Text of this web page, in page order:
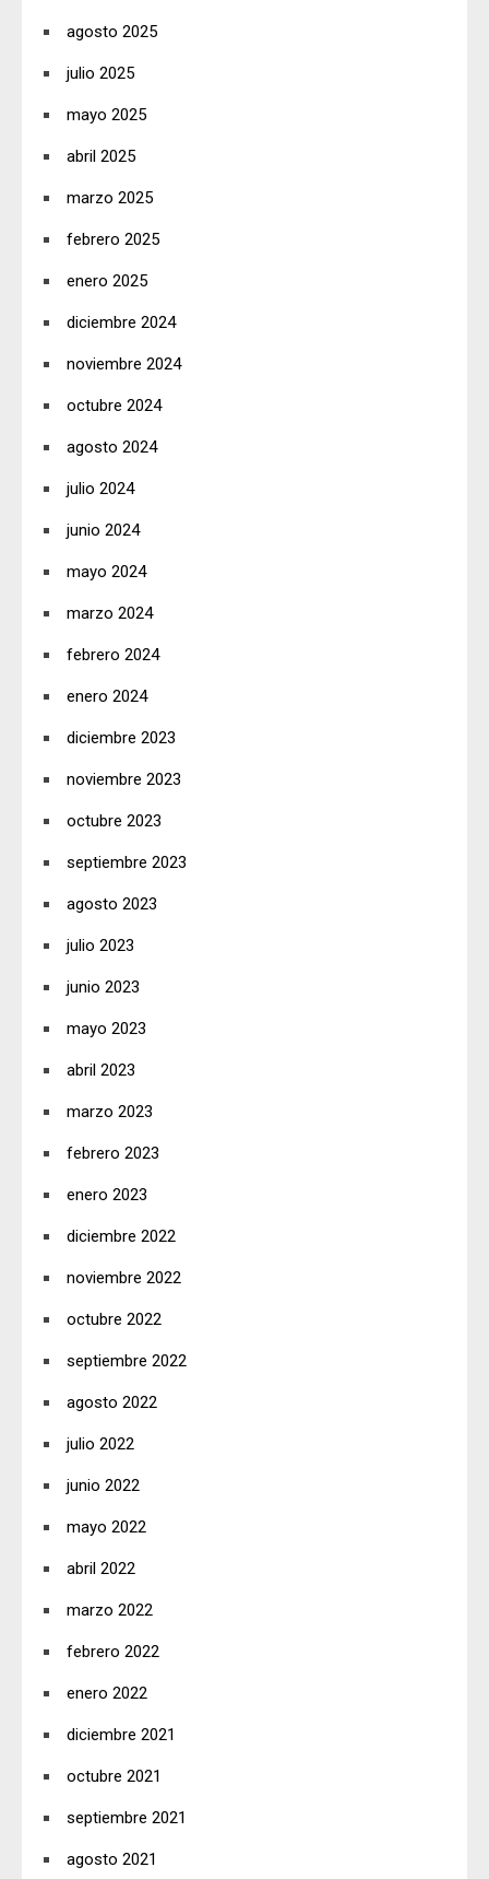
agosto 2025
julio 2025
mayo 2025
abril 2025
marzo 2025
febrero 2025
enero 2025
diciembre 2024
noviembre 2024
octubre 2024
agosto 2024
julio 2024
junio 2024
mayo 2024
marzo 2024
febrero 2024
enero 2024
diciembre 2023
noviembre 2023
octubre 2023
septiembre 2023
agosto 2023
julio 2023
junio 2023
mayo 2023
abril 2023
marzo 2023
febrero 2023
enero 2023
diciembre 2022
noviembre 2022
octubre 2022
septiembre 2022
agosto 2022
julio 2022
junio 2022
mayo 2022
abril 2022
marzo 2022
febrero 2022
enero 2022
diciembre 2021
octubre 2021
septiembre 2021
agosto 2021